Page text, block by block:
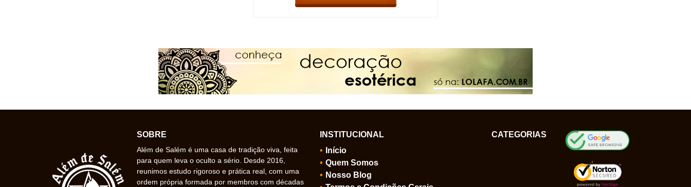
SOBRE
Além de Salém é uma casa de tradição viva, feita
para quem leva o oculto a sério. Desde 2016,
reunimos estudo rigoroso e prática real, com uma
ordem própria formada por membros com décadas
INSTITUCIONAL
Início
Quem Somos
Nosso Blog
CATEGORIAS